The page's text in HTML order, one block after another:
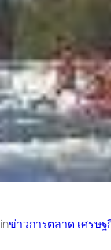
inข่าวการตลาด เศรษฐ